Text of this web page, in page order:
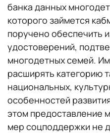
банка данных
которого займется
поручено обеспечить
удостоверений,
многодетных семей.
расширять категорию
национальных,
особенностей
этом предоставление
мер соцподдержки не